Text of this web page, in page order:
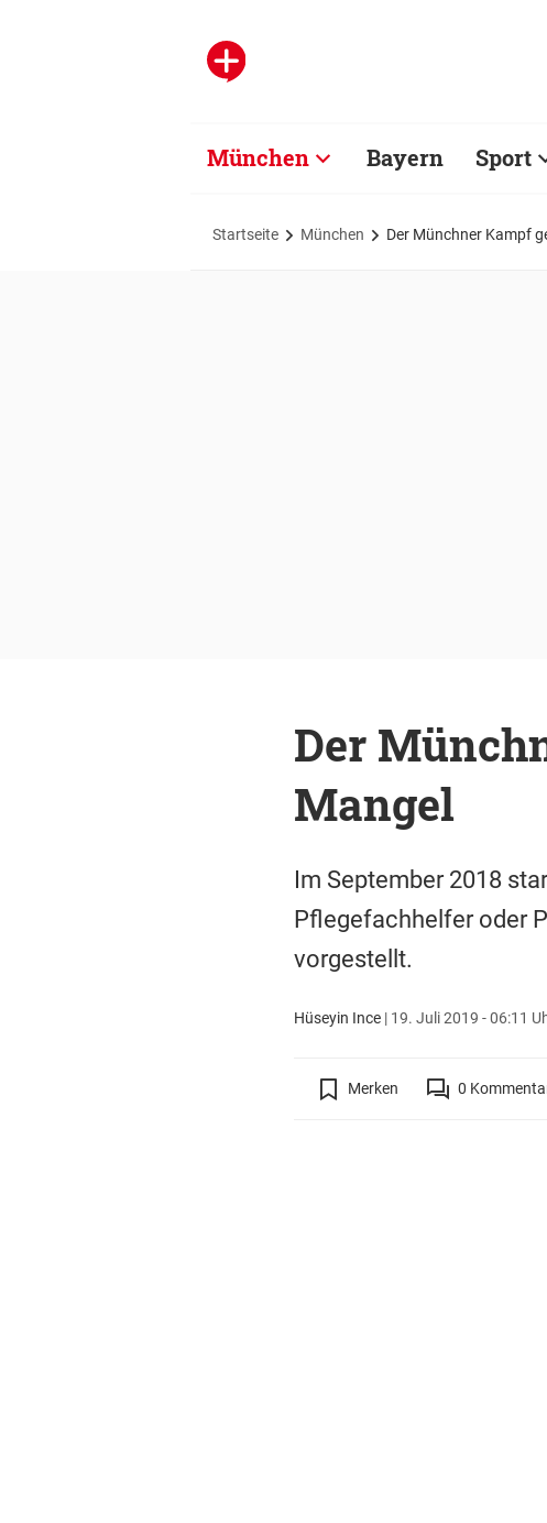
München Bayern Sport
Startseite München Der Münchner Kampf
Der
Mangel
Im September 2018
Pflegefachhelfer oder
vorgestellt.
Hüseyin Ince| 19. Juli 2019 - 06:11
Merken 0